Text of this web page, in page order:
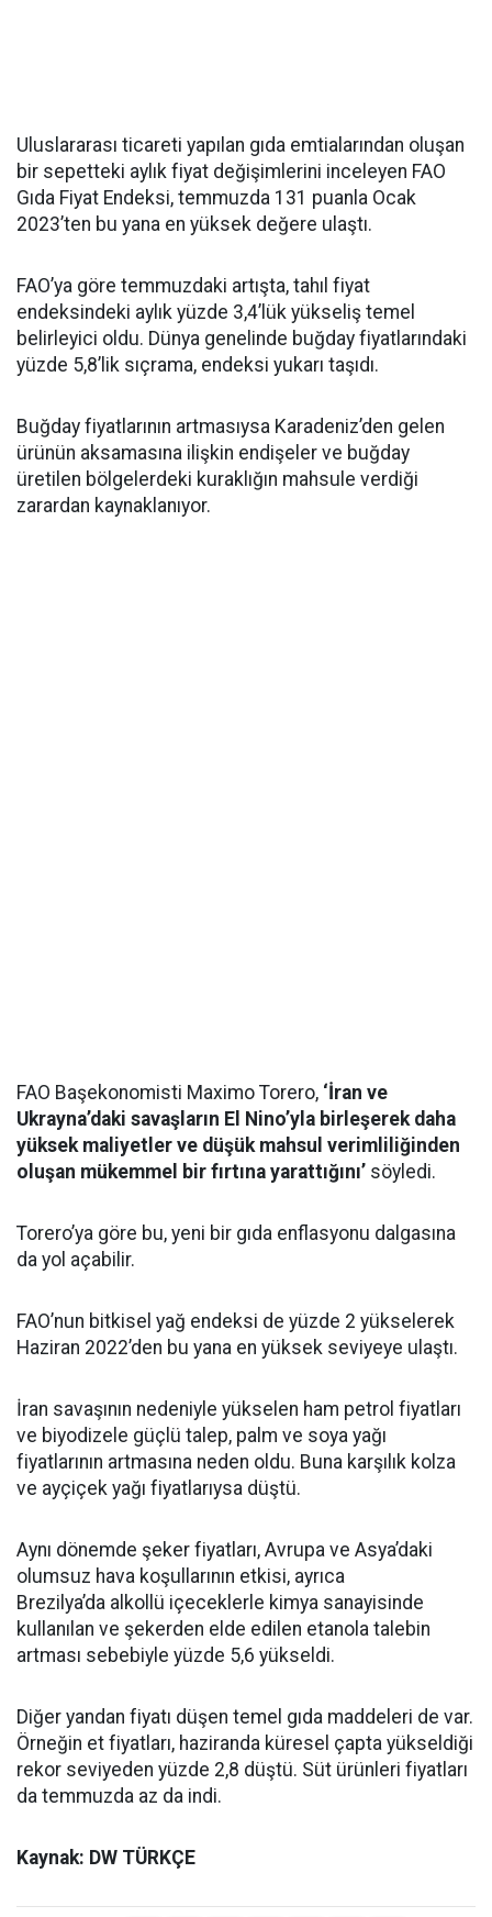
Uluslararası ticareti yapılan gıda emtialarından oluşan
bir sepetteki aylık fiyat değişimlerini inceleyen FAO
Gıda Fiyat Endeksi, temmuzda 131 puanla Ocak
2023’ten bu yana en yüksek değere ulaştı.
FAO’ya göre temmuzdaki artışta, tahıl fiyat
endeksindeki aylık yüzde 3,4’lük yükseliş temel
belirleyici oldu. Dünya genelinde buğday fiyatlarındaki
yüzde 5,8’lik sıçrama, endeksi yukarı taşıdı.
Buğday fiyatlarının artmasıysa Karadeniz’den gelen
ürünün aksamasına ilişkin endişeler ve buğday
üretilen bölgelerdeki kuraklığın mahsule verdiği
zarardan kaynaklanıyor.
FAO Başekonomisti Maximo Torero, ‘İran ve
Ukrayna’daki savaşların El Nino’yla birleşerek daha
yüksek maliyetler ve düşük mahsul verimliliğinden
oluşan mükemmel bir fırtına yarattığını’ söyledi.
Torero’ya göre bu, yeni bir gıda enflasyonu dalgasına
da yol açabilir.
FAO’nun bitkisel yağ endeksi de yüzde 2 yükselerek
Haziran 2022’den bu yana en yüksek seviyeye ulaştı.
İran savaşının nedeniyle yükselen ham petrol fiyatları
ve biyodizele güçlü talep, palm ve soya yağı
fiyatlarının artmasına neden oldu. Buna karşılık kolza
ve ayçiçek yağı fiyatlarıysa düştü.
Aynı dönemde şeker fiyatları, Avrupa ve Asya’daki
olumsuz hava koşullarının etkisi, ayrıca
Brezilya’da alkollü içeceklerle kimya sanayisinde
kullanılan ve şekerden elde edilen etanola talebin
artması sebebiyle yüzde 5,6 yükseldi.
Diğer yandan fiyatı düşen temel gıda maddeleri de var.
Örneğin et fiyatları, haziranda küresel çapta yükseldiği
rekor seviyeden yüzde 2,8 düştü. Süt ürünleri fiyatları
da temmuzda az da indi.
Kaynak: DW TÜRKÇE